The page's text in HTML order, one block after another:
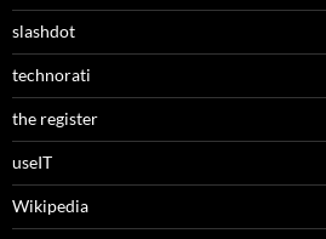
slashdot
technorati
the register
useIT
Wikipedia